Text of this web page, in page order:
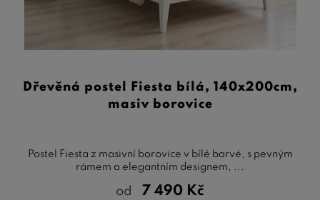
Dřevěná postel Fiesta bílá, 140x200cm,
masiv borovice
Postel Fiesta z masivní borovice v bílé barvé, s pevným
rámem a elegantním designem, ...
od 7 490 Kč